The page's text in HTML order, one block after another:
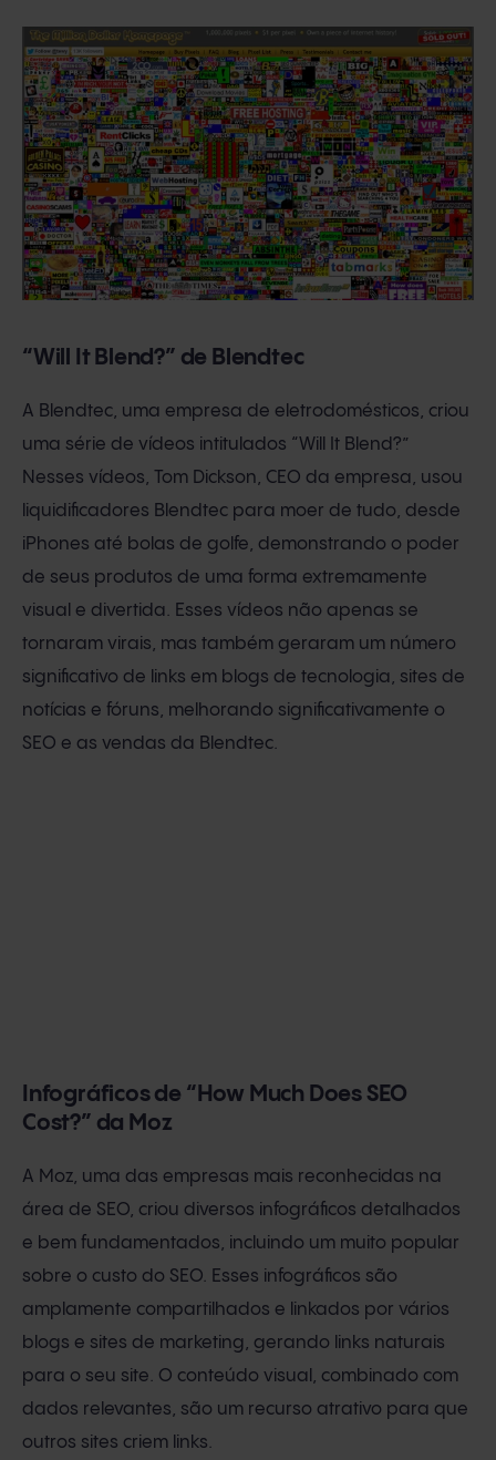
“Will It Blend?” de Blendtec
A Blendtec, uma empresa de eletrodomésticos, criou
uma série de vídeos intitulados “Will It Blend?”
Nesses vídeos, Tom Dickson, CEO da empresa, usou
liquidificadores Blendtec para moer de tudo, desde
iPhones até bolas de golfe, demonstrando o poder
de seus produtos de uma forma extremamente
visual e divertida. Esses vídeos não apenas se
tornaram virais, mas também geraram um número
significativo de links em blogs de tecnologia, sites de
notícias e fóruns, melhorando significativamente o
SEO e as vendas da Blendtec.
Infográficos de “How Much Does SEO
Cost?” da Moz
A Moz, uma das empresas mais reconhecidas na
área de SEO, criou diversos infográficos detalhados
e bem fundamentados, incluindo um muito popular
sobre o custo do SEO. Esses infográficos são
amplamente compartilhados e linkados por vários
blogs e sites de marketing, gerando links naturais
para o seu site. O conteúdo visual, combinado com
dados relevantes, são um recurso atrativo para que
outros sites criem links.